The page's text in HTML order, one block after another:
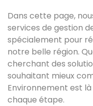
Dans cette page,
services de gestion
spécialement pour
notre belle région.
cherchant des
souhaitant mieux
Environnement est
chaque étape.